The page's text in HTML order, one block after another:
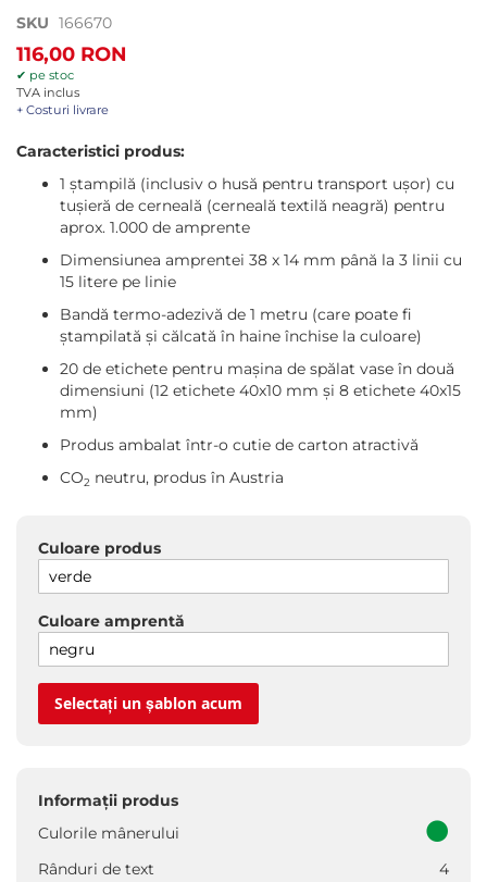
Treci
la
începutul
galeriei
de
SKU 166670
116,00 RON
✔ pe stoc
TVA inclus
+ Costuri livrare
Caracteristici produs:
1 ștampilă (inclusiv o husă pentru transport ușor) cu
tușieră de cerneală (cerneală textilă neagră) pentru
aprox. 1.000 de amprente
Dimensiunea amprentei 38 x 14 mm până la 3 linii cu
15 litere pe linie
Bandă termo-adezivă de 1 metru (care poate fi
ștampilată și călcată în haine închise la culoare)
20 de etichete pentru mașina de spălat vase în două
dimensiuni (12 etichete 40x10 mm și 8 etichete 40x15
mm)
Produs ambalat într-o cutie de carton atractivă
CO2 neutru, produs în Austria
Culoare produs
Culoare amprentă
Selectați un șablon acum
Informații produs
Culorile mânerului
Rânduri de text
4